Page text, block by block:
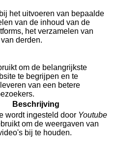
het uitvoeren van bepaalde
van de inhoud van de
het verzamelen van
derden.
om de belangrijkste
te begrijpen en te
van een betere
Beschrijving
wordt ingesteld door Youtube
om de weergaven van
bij te houden.